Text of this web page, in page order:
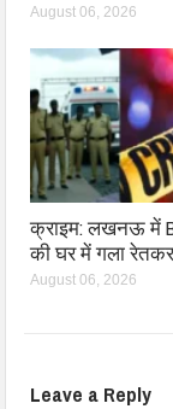
August 06, 2026
क्राइम: लखनऊ में
की घर में गला
August 06, 2026
Leave a Reply